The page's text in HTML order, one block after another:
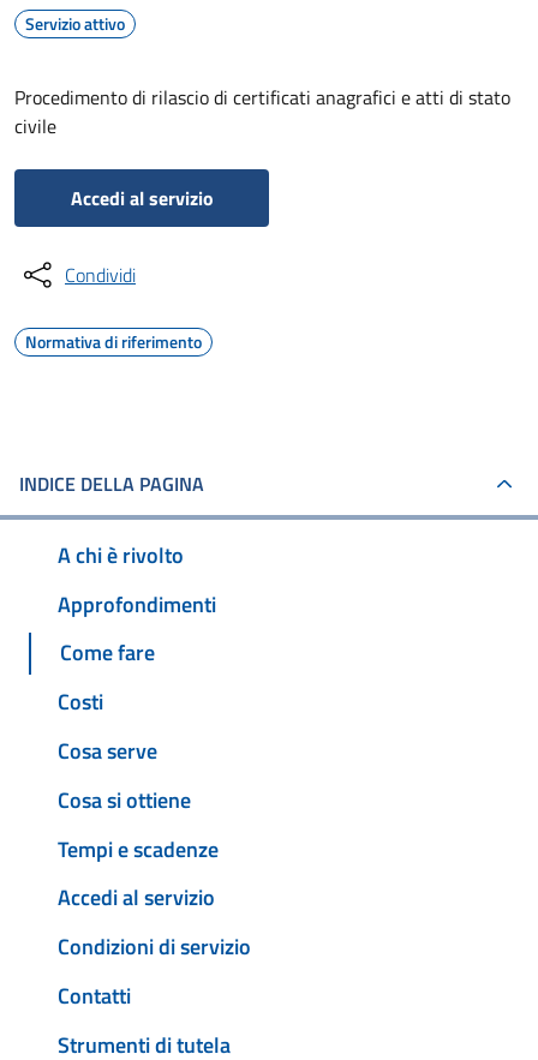
Servizio attivo
Procedimento di rilascio di certificati anagrafici e atti di stato
civile
Accedi al servizio
Condividi
Normativa di riferimento
INDICE DELLA PAGINA
A chi è rivolto
Approfondimenti
Come fare
Costi
Cosa serve
Cosa si ottiene
Tempi e scadenze
Accedi al servizio
Condizioni di servizio
Contatti
Strumenti di tutela